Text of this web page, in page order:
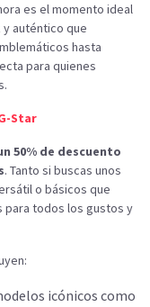
es el momento ideal
y auténtico que
hasta
para quienes
Star
50% de descuento
. Tanto si buscas unos
o básicos que
para todos los gustos y
icónicos como